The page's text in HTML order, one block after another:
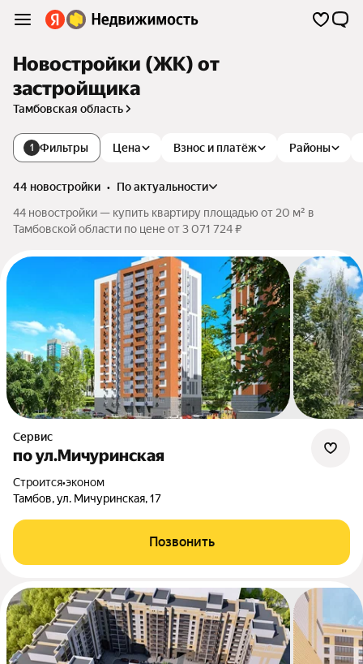
Новостройки (ЖК) от
застройщика
Тамбовская область
1 Фильтры Цена Взнос и платёж Районы
44 новостройки •
по актуальности
44 новостройки — купить квартиру площадью от 20 м² в
Тамбовской области по цене от 3 071 724 ₽
Сервис
по ул.Мичуринская
Строится•эконом
Тамбов, ул. Мичуринская, 17
Позвонить